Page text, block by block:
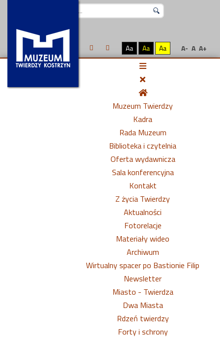
Aa Aa Aa A- A A+
Muzeum Twierdzy
Kadra
Rada Muzeum
Biblioteka i czytelnia
Oferta wydawnicza
Sala konferencyjna
Kontakt
Z życia Twierdzy
Aktualności
Fotorelacje
Materiały wideo
Archiwum
Wirtualny spacer po Bastionie Filip
Newsletter
Miasto - Twierdza
Dwa Miasta
Rdzeń twierdzy
Forty i schrony